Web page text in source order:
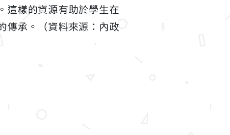
這樣的資源有助於學生在
傳承。（資料來源：內政